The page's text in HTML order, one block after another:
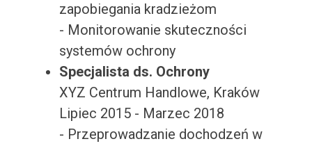
zapobiegania kradzieżom
- Monitorowanie skuteczności
systemów ochrony
Specjalista ds. Ochrony
XYZ Centrum Handlowe, Kraków
Lipiec 2015 - Marzec 2018
- Przeprowadzanie dochodzeń w